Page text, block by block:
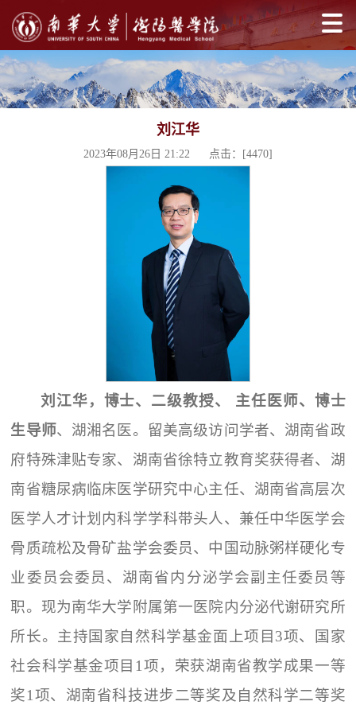
刘江华
2023年08月26日 21:22 点击：[4470]
刘江华，博士、二级教授、 主任医师、博士
生导师、湖湘名医。留美高级访问学者、湖南省政
府特殊津贴专家、湖南省徐特立教育奖获得者、湖
南省糖尿病临床医学研究中心主任、湖南省高层次
医学人才计划内科学学科带头人、兼任中华医学会
骨质疏松及骨矿盐学会委员、中国动脉粥样硬化专
业委员会委员、湖南省内分泌学会副主任委员等
职。现为南华大学附属第一医院内分泌代谢研究所
所长。主持国家自然科学基金面上项目3项、国家
社会科学基金项目1项，荣获湖南省教学成果一等
奖1项、湖南省科技进步二等奖及自然科学二等奖